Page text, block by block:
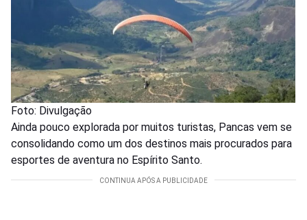
Foto: Divulgação
Ainda pouco explorada por muitos turistas, Pancas vem se
consolidando como um dos destinos mais procurados para
esportes de aventura no Espírito Santo.